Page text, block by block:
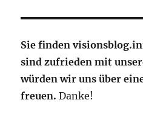
Sie finden
sind zufrieden mit
würden wir uns über
freuen. Danke!